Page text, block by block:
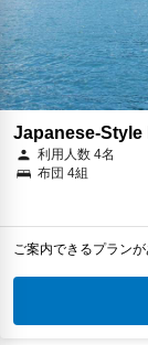
Japanese-Style
利用人数 4名
布団 4組
ご案内できるプラン